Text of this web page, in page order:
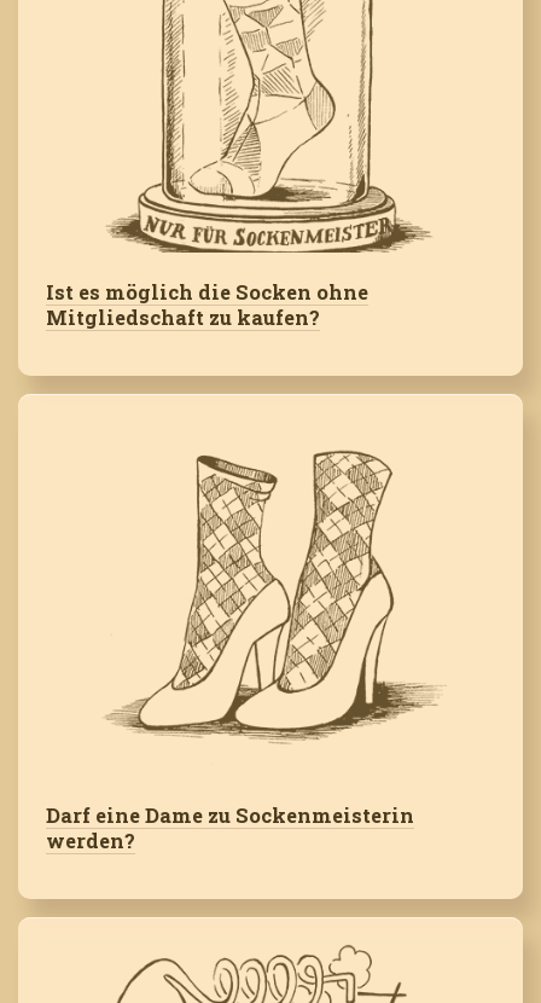
Ist es möglich die Socken ohne
Mitgliedschaft zu kaufen?
Darf eine Dame zu Sockenmeisterin
werden?